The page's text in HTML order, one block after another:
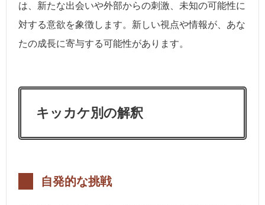
は、新たな出会いや外部からの刺激、未知の可能性に
対する意欲を象徴します。新しい視点や情報が、あな
たの成長に寄与する可能性があります。
キッカケ別の解釈
自発的な挑戦